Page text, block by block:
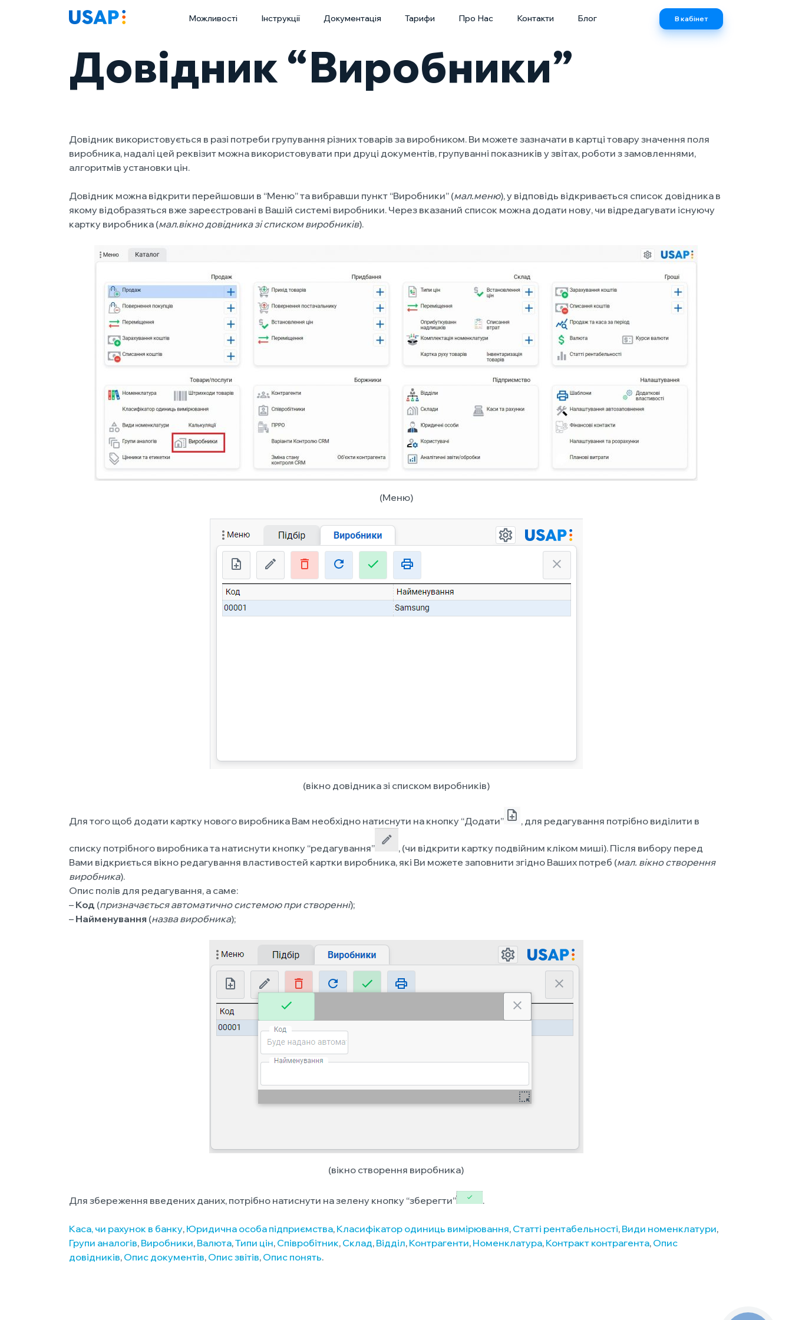
Можливості Інструкції Документація Тарифи Про Нас Контакти Блог В кабінет
Довідник “Виробники”
Довідник використовується в разі потреби групування різних товарів за виробником. Ви можете зазначати в картці товару значення поля
виробника, надалі цей реквізит можна використовувати при друці документів, групуванні показників у звітах, роботи з замовленнями,
алгоритмів установки цін.
Довідник можна відкрити перейшовши в “Меню” та вибравши пункт “Виробники” (мал.меню), у відповідь відкривається список довідника в
якому відобразяться вже зареєстровані в Вашій системі виробники. Через вказаний список можна додати нову, чи відредагувати існуючу
картку виробника (мал.вікно довідника зі списком виробників).
(Меню)
(вікно довідника зі списком виробників)
Для того щоб додати картку нового виробника Вам необхідно натиснути на кнопку “Додати” , для редагування потрібно виділити в
списку потрібного виробника та натиснути кнопку “редагування”
, (чи відкрити картку подвійним кліком миші). Після вибору перед
Вами відкриється вікно редагування властивостей картки виробника, які Ви можете заповнити згідно Ваших потреб (мал. вікно створення
виробника).
Опис полів для редагування, а саме:
– Код (призначається автоматично системою при створенні);
– Найменування (назва виробника);
(вікно створення виробника)
Для збереження введених даних, потрібно натиснути на зелену кнопку “зберегти” .
Каса, чи рахунок в банку, Юридична особа підприємства, Класифікатор одиниць вимірювання, Статті рентабельності, Види номенклатури,
Групи аналогів, Виробники, Валюта,Типи цін, Співробітник, Склад, Відділ, Контрагенти, Номенклатура, Контракт контрагента, Опис
довідників, Опис документів, Опис звітів, Опис понять.